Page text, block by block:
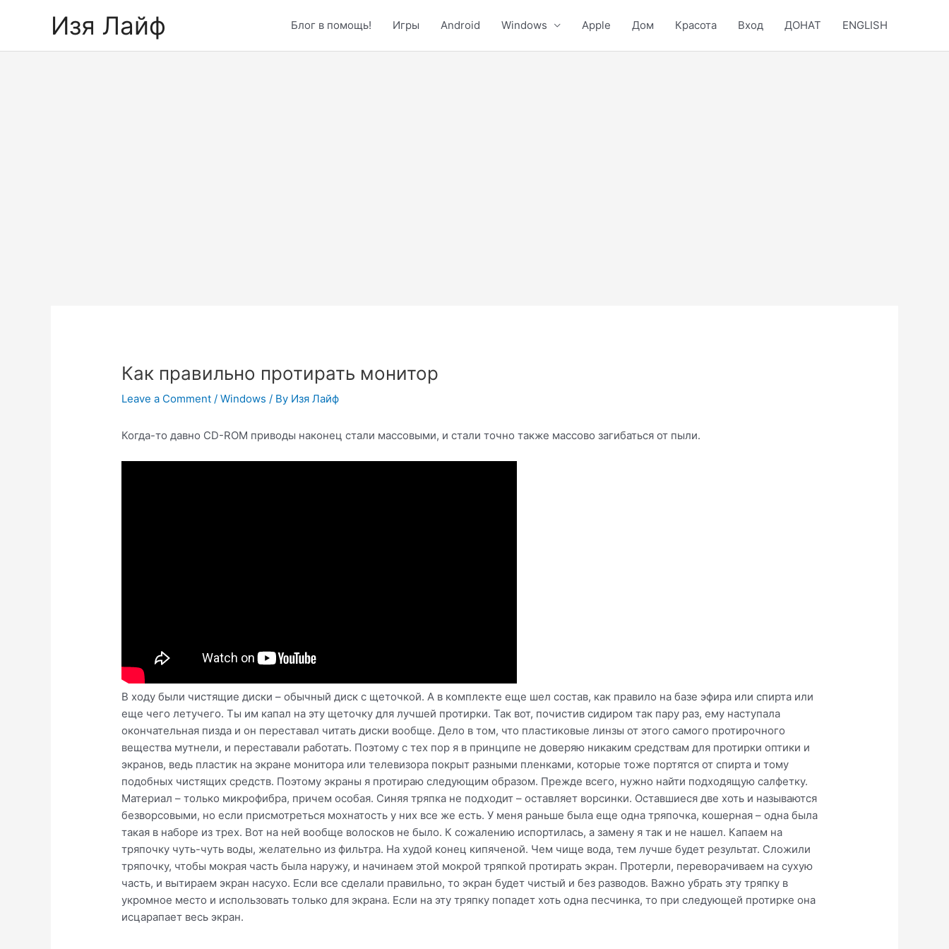
Изя Лайф Блог в помощь! Игры Android Windows Apple Дом Красота Вход ДОНАТ ENGLISH
Как правильно протирать монитор
Leave a Comment /Windows / By Изя Лайф
Когда-то давно CD-ROM приводы наконец стали массовыми, и стали точно также массово загибаться от пыли.
В ходу были чистящие диски – обычный диск с щеточкой. А в комплекте еще шел состав, как правило на базе эфира или спирта или
еще чего летучего. Ты им капал на эту щеточку для лучшей протирки. Так вот, почистив сидиром так пару раз, ему наступала
окончательная пизда и он переставал читать диски вообще. Дело в том, что пластиковые линзы от этого самого протирочного
вещества мутнели, и переставали работать. Поэтому с тех пор я в принципе не доверяю никаким средствам для протирки оптики и
экранов, ведь пластик на экране монитора или телевизора покрыт разными пленками, которые тоже портятся от спирта и тому
подобных чистящих средств. Поэтому экраны я протираю следующим образом. Прежде всего, нужно найти подходящую салфетку.
Материал – только микрофибра, причем особая. Синяя тряпка не подходит – оставляет ворсинки. Оставшиеся две хоть и называются
безворсовыми, но если присмотреться мохнатость у них все же есть. У меня раньше была еще одна тряпочка, кошерная – одна была
такая в наборе из трех. Вот на ней вообще волосков не было. К сожалению испортилась, а замену я так и не нашел. Капаем на
тряпочку чуть-чуть воды, желательно из фильтра. На худой конец кипяченой. Чем чище вода, тем лучше будет результат. Сложили
тряпочку, чтобы мокрая часть была наружу, и начинаем этой мокрой тряпкой протирать экран. Протерли, переворачиваем на сухую
часть, и вытираем экран насухо. Если все сделали правильно, то экран будет чистый и без разводов. Важно убрать эту тряпку в
укромное место и использовать только для экрана. Если на эту тряпку попадет хоть одна песчинка, то при следующей протирке она
исцарапает весь экран.